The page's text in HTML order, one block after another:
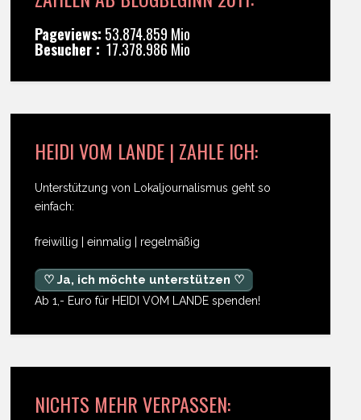
Pageviews: 53.874.859 Mio
Besucher : 17.378.986 Mio
HEIDI VOM LANDE | ZAHLE ICH:
Unterstützung von Lokaljournalismus geht so
einfach:
freiwillig | einmalig | regelmäßig
♡ Ja, ich möchte unterstützen ♡
Ab 1,- Euro für HEIDI VOM LANDE spenden!
NICHTS MEHR VERPASSEN: